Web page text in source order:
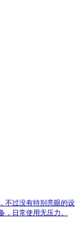
不过没有特别亮眼的设
日常使用无压力。